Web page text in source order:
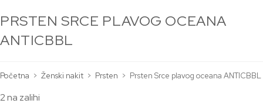
PRSTEN SRCE PLAVOG OCEANA
ANTICBBL
Početna > Ženski nakit > Prsten > Prsten Srce plavog oceana ANTICBBL
2 na zalihi